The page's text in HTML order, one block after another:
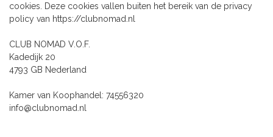
cookies. Deze cookies vallen buiten het bereik van de privacy
policy van https://clubnomad.nl
CLUB NOMAD V.O.F.
Kadedijk 20
4793 GB Nederland
Kamer van Koophandel: 74556320
info@clubnomad.nl